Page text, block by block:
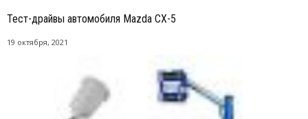
Тест-драйвы автомобиля Mazda CX-5
19 октября, 2021